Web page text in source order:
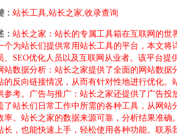
： 站长工具,站长之家,收录查询
： 站长之家：站长的专属工具箱在互联网的世
个为站长们提供常用站长工具的平台，本文
、SEO优化人员以及互联网从业者。该平台
站数据分析：站长之家提供了全面的网站数
的反向链接情况，从而有针对性地进行优化。
参考。广告与推广：站长之家还提供了广告
了站长们日常工作中所需的各种工具，从网
率。站长之家的数据来源可靠，分析结果准
长，也能快速上手，轻松使用各种功能。联